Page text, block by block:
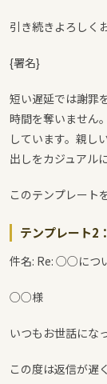
引き続きよろしく
{署名}
短い遅延では謝罪
時間を奪いません
しています。親し
出しをカジュアル
このテンプレート
テンプレート2
件名: Re: ○○につ
○○様
いつもお世話にな
この度は返信が遅